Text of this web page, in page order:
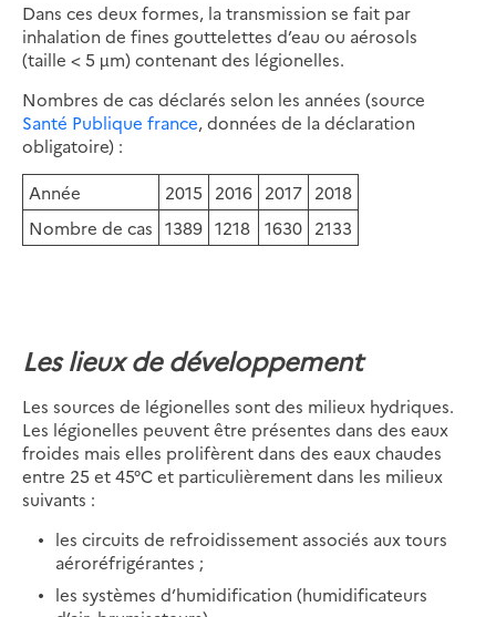
Dans ces deux formes, la transmission se fait par
inhalation de fines gouttelettes d’eau ou aérosols
(taille < 5 µm) contenant des légionelles.
Nombres de cas déclarés selon les années (source
Santé Publique france, données de la déclaration
obligatoire) :
Année
2015 2016 2017 2018
Nombre de cas 1389 1218 1630 2133
Les lieux de développement
Les sources de légionelles sont des milieux hydriques.
Les légionelles peuvent être présentes dans des eaux
froides mais elles prolifèrent dans des eaux chaudes
entre 25 et 45°C et particulièrement dans les milieux
suivants :
les circuits de refroidissement associés aux tours
aéroréfrigérantes ;
les systèmes d’humidification (humidificateurs